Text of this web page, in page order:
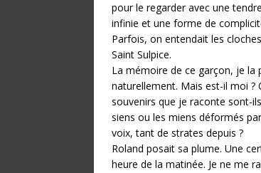
pour le regarder avec une
infinie et une forme de
Parfois, on entendait les
Saint Sulpice.
La mémoire de ce garçon, je la
naturellement. Mais est-il moi ?
souvenirs que je raconte sont-
siens ou les miens déformés
voix, tant de strates depuis ?
Roland posait sa plume. Une
heure de la matinée. Je ne me